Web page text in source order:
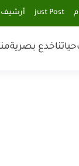
just Post أرشيف
حياتناخدع بصرية